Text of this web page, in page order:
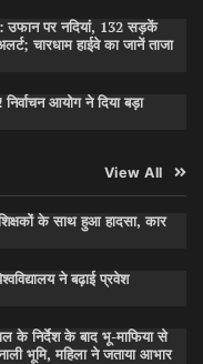
पर नदियां, 132 सड़कें
चारधाम हाईवे का जानें ताजा
आयोग ने दिया बड़ा
View All
के साथ हुआ हादसा, कार
ने बढ़ाई प्रवेश
के निर्देश के बाद भू-माफिया से
भूमि, महिला ने जताया आभार